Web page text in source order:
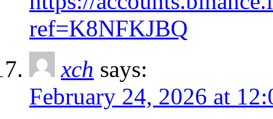
ref=K8NFKJBQ
xch says:
February 24, 2026 at